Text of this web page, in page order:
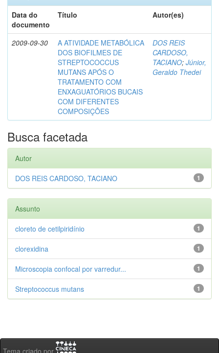
Data do
documento
Título Autor(es)
2009-09-30
A ATIVIDADE METABÓLICA
DOS BIOFILMES DE
STREPTOCOCCUS
MUTANS APÓS O
TRATAMENTO COM
ENXAGUATÓRIOS BUCAIS
COM DIFERENTES
COMPOSIÇÕES
DOS REIS
CARDOSO,
TACIANO; Júnior,
Geraldo Thedei
Busca facetada
Autor
1
DOS REIS CARDOSO, TACIANO
Assunto
1
cloreto de cetilpiridínio
1
clorexidina
1
Microscopia confocal por varredur...
1
Streptococcus mutans